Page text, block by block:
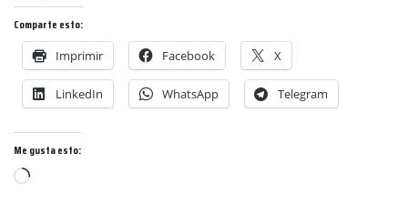
Comparte esto:
Imprimir Facebook X
LinkedIn WhatsApp Telegram
Me gusta esto: